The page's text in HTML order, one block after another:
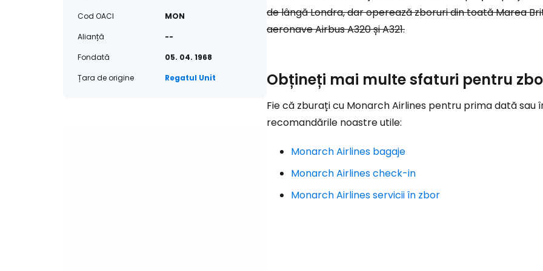
Cod OACI
MON
Alianță
--
Fondată
05. 04. 1968
Țara de origine
Regatul Unit
de lângă Londra, dar operează zboruri din toată Marea
aeronave Airbus A320 și A321.
Obțineți mai multe sfaturi pentru
Fie că zburați cu Monarch Airlines pentru prima dată
recomandările noastre utile:
Monarch Airlines bagaje
Monarch Airlines check-in
Monarch Airlines servicii în zbor
... comunitatea mondială a